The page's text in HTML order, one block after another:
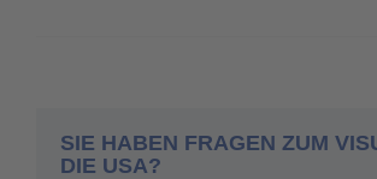
SIE HABEN FRAGEN ZUM
DIE USA?